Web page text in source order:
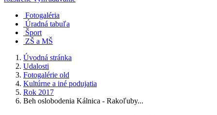
Fotogaléria
Úradná tabuľa
Šport
ZŠ a MŠ
Úvodná stránka
Udalosti
Fotogalérie old
Kultúrne a iné podujatia
Rok 2017
Beh oslobodenia Kálnica - Rakoľuby...